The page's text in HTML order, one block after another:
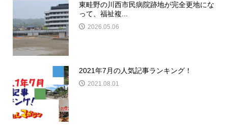
東畦野の川西市民病院跡地が完全更地にな
って、福祉複...
2026.05.06
2021年7月の人気記事ランキング！
2021.08.01